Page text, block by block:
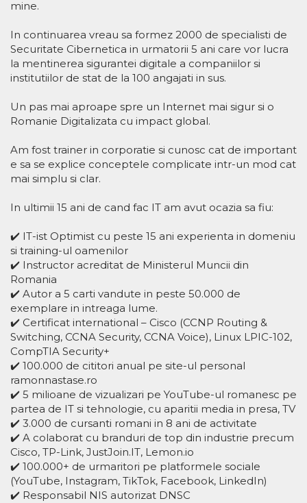
mine.
In continuarea vreau sa formez 2000 de specialisti de
Securitate Cibernetica in urmatorii 5 ani care vor lucra
la mentinerea sigurantei digitale a companiilor si
institutiilor de stat de la 100 angajati in sus.
Un pas mai aproape spre un Internet mai sigur si o
Romanie Digitalizata cu impact global.
Am fost trainer in corporatie si cunosc cat de important
e sa se explice conceptele complicate intr-un mod cat
mai simplu si clar.
In ultimii 15 ani de cand fac IT am avut ocazia sa fiu:
✔️ IT-ist Optimist cu peste 15 ani experienta in domeniu
si training-ul oamenilor
✔️ Instructor acreditat de Ministerul Muncii din
Romania
✔️ Autor a 5 carti vandute in peste 50.000 de
exemplare in intreaga lume.
✔️ Certificat international – Cisco (CCNP Routing &
Switching, CCNA Security, CCNA Voice), Linux LPIC-102,
CompTIA Security+
✔️ 100.000 de cititori anual pe site-ul personal
ramonnastase.ro
✔️ 5 milioane de vizualizari pe YouTube-ul romanesc pe
partea de IT si tehnologie, cu aparitii media in presa, TV
✔️ 3.000 de cursanti romani in 8 ani de activitate
✔️ A colaborat cu branduri de top din industrie precum
Cisco, TP-Link, JustJoin.IT, Lemon.io
✔️ 100.000+ de urmaritori pe platformele sociale
(YouTube, Instagram, TikTok, Facebook, LinkedIn)
✔️ Responsabil NIS autorizat DNSC